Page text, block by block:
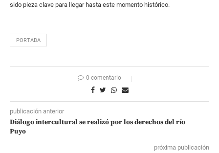
sido pieza clave para llegar hasta este momento histórico.
PORTADA
0 comentario
publicación anterior
Diálogo intercultural se realizó por los derechos del río
Puyo
próxima publicación